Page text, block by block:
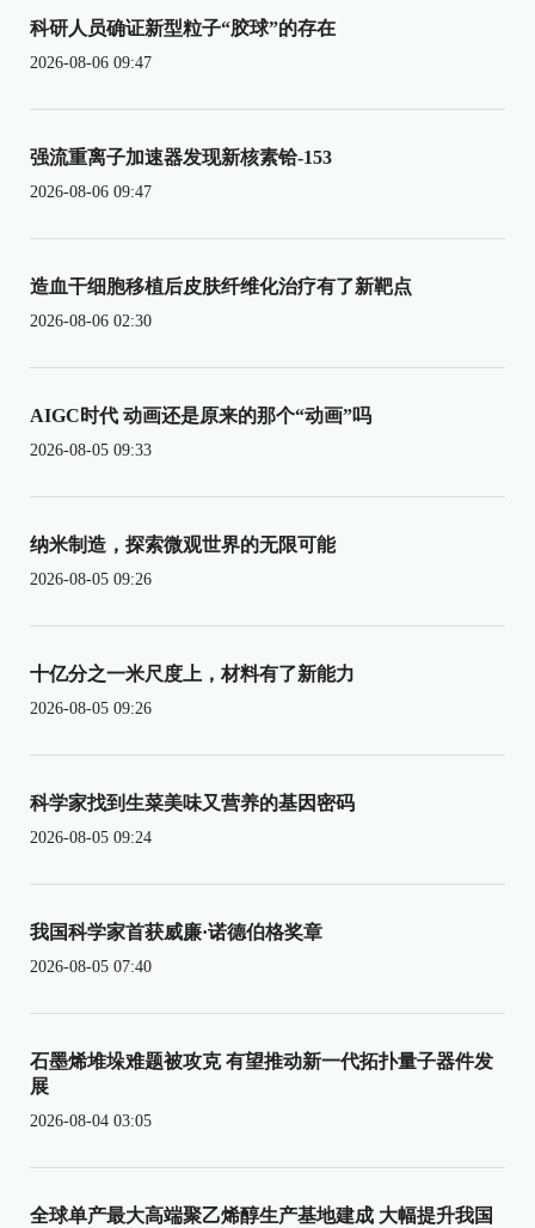
科研人员确证新型粒子“胶球”的存在
2026-08-06 09:47
强流重离子加速器发现新核素铪-153
2026-08-06 09:47
造血干细胞移植后皮肤纤维化治疗有了新靶点
2026-08-06 02:30
AIGC时代 动画还是原来的那个“动画”吗
2026-08-05 09:33
纳米制造，探索微观世界的无限可能
2026-08-05 09:26
十亿分之一米尺度上，材料有了新能力
2026-08-05 09:26
科学家找到生菜美味又营养的基因密码
2026-08-05 09:24
我国科学家首获威廉·诺德伯格奖章
2026-08-05 07:40
石墨烯堆垛难题被攻克 有望推动新一代拓扑量子器件发
展
2026-08-04 03:05
全球单产最大高端聚乙烯醇生产基地建成 大幅提升我国